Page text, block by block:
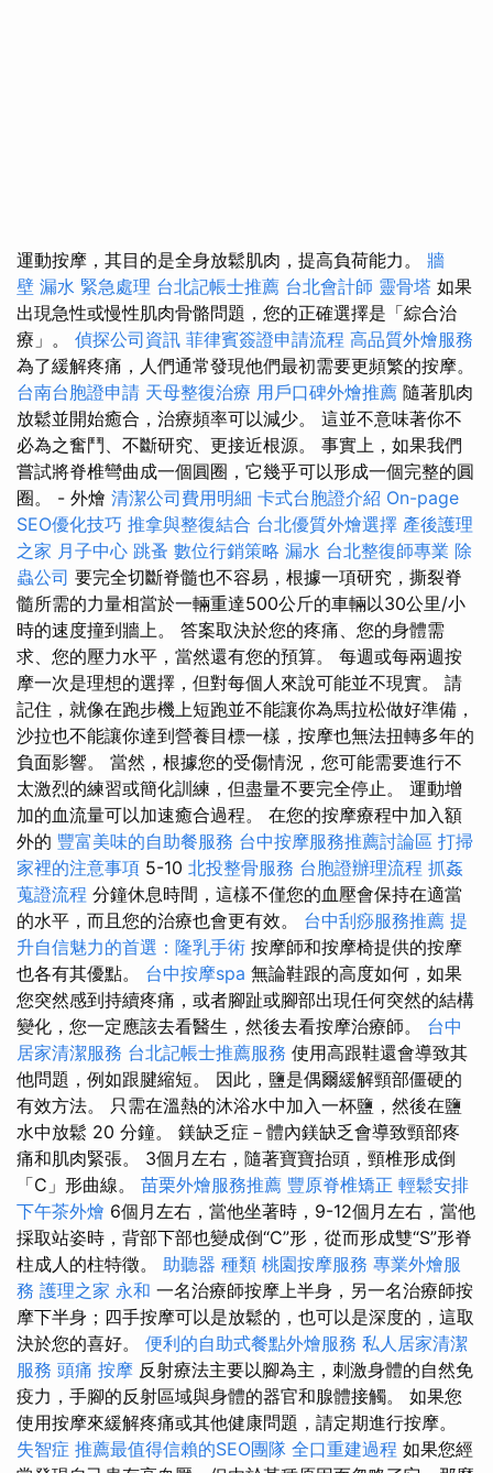
運動按摩，其目的是全身放鬆肌肉，提高負荷能力。 牆
壁 漏水 緊急處理 台北記帳士推薦 台北會計師 靈骨塔 如果
出現急性或慢性肌肉骨骼問題，您的正確選擇是「綜合治
療」。 偵探公司資訊 菲律賓簽證申請流程 高品質外燴服務
為了緩解疼痛，人們通常發現他們最初需要更頻繁的按摩。
台南台胞證申請 天母整復治療 用戶口碑外燴推薦 隨著肌肉
放鬆並開始癒合，治療頻率可以減少。 這並不意味著你不
必為之奮鬥、不斷研究、更接近根源。 事實上，如果我們
嘗試將脊椎彎曲成一個圓圈，它幾乎可以形成一個完整的圓
圈。 - 外燴 清潔公司費用明細 卡式台胞證介紹 On-page
SEO優化技巧 推拿與整復結合 台北優質外燴選擇 產後護理
之家 月子中心 跳蚤 數位行銷策略 漏水 台北整復師專業 除
蟲公司 要完全切斷脊髓也不容易，根據一項研究，撕裂脊
髓所需的力量相當於一輛重達500公斤的車輛以30公里/小
時的速度撞到牆上。 答案取決於您的疼痛、您的身體需
求、您的壓力水平，當然還有您的預算。 每週或每兩週按
摩一次是理想的選擇，但對每個人來說可能並不現實。 請
記住，就像在跑步機上短跑並不能讓你為馬拉松做好準備，
沙拉也不能讓你達到營養目標一樣，按摩也無法扭轉多年的
負面影響。 當然，根據您的受傷情況，您可能需要進行不
太激烈的練習或簡化訓練，但盡量不要完全停止。 運動增
加的血流量可以加速癒合過程。 在您的按摩療程中加入額
外的 豐富美味的自助餐服務 台中按摩服務推薦討論區 打掃
家裡的注意事項 5-10 北投整骨服務 台胞證辦理流程 抓姦
蒐證流程 分鐘休息時間，這樣不僅您的血壓會保持在適當
的水平，而且您的治療也會更有效。 台中刮痧服務推薦 提
升自信魅力的首選：隆乳手術 按摩師和按摩椅提供的按摩
也各有其優點。 台中按摩spa 無論鞋跟的高度如何，如果
您突然感到持續疼痛，或者腳趾或腳部出現任何突然的結構
變化，您一定應該去看醫生，然後去看按摩治療師。 台中
居家清潔服務 台北記帳士推薦服務 使用高跟鞋還會導致其
他問題，例如跟腱縮短。 因此，鹽是偶爾緩解頸部僵硬的
有效方法。 只需在溫熱的沐浴水中加入一杯鹽，然後在鹽
水中放鬆 20 分鐘。 鎂缺乏症－體內鎂缺乏會導致頸部疼
痛和肌肉緊張。 3個月左右，隨著寶寶抬頭，頸椎形成倒
「C」形曲線。 苗栗外燴服務推薦 豐原脊椎矯正 輕鬆安排
下午茶外燴 6個月左右，當他坐著時，9-12個月左右，當他
採取站姿時，背部下部也變成倒“C”形，從而形成雙“S”形脊
柱成人的柱特徵。 助聽器 種類 桃園按摩服務 專業外燴服
務 護理之家 永和 一名治療師按摩上半身，另一名治療師按
摩下半身；四手按摩可以是放鬆的，也可以是深度的，這取
決於您的喜好。 便利的自助式餐點外燴服務 私人居家清潔
服務 頭痛 按摩 反射療法主要以腳為主，刺激身體的自然免
疫力，手腳的反射區域與身體的器官和腺體接觸。 如果您
使用按摩來緩解疼痛或其他健康問題，請定期進行按摩。
失智症 推薦最值得信賴的SEO團隊 全口重建過程 如果您經